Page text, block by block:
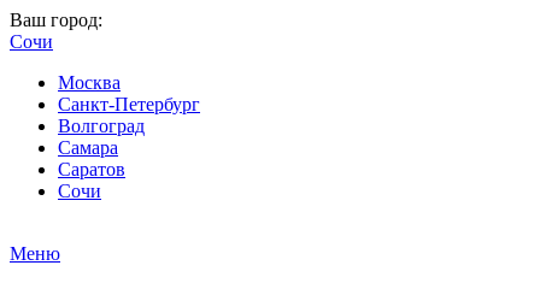
Ваш город:
Сочи
Москва
Санкт-Петербург
Волгоград
Самара
Саратов
Сочи
Меню